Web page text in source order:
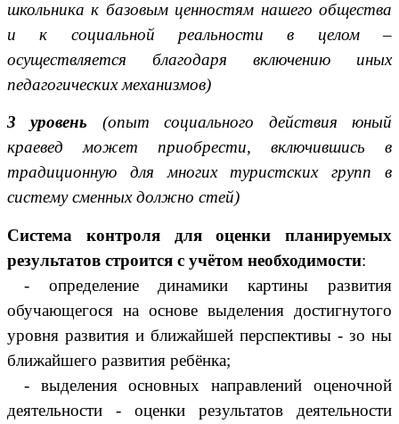
школьника к базовым ценностям нашего общества
и к социальной реальности в целом –
осуществляется благодаря включению иных
педагогических механизмов)
3 уровень (опыт социального действия юный
краевед может приобрести, включившись в
традиционную для многих туристских групп в
систему сменных должно стей)
Система контроля для оценки планируемых
результатов строится с учётом необходимости:
- определение динамики картины развития
обучающегося на основе выделения достигнутого
уровня развития и ближайшей перспективы - зо ны
ближайшего развития ребёнка;
- выделения основных направлений оценочной
деятельности - оценки результатов деятельности